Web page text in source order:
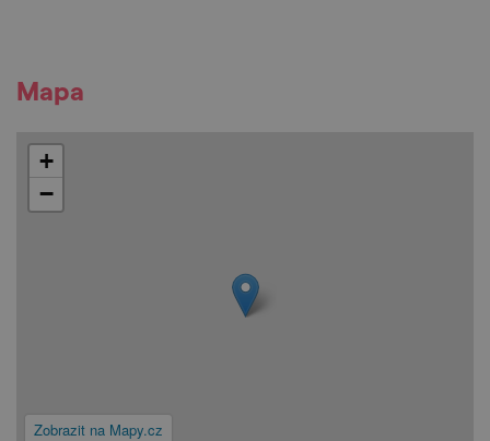
Mapa
Zobrazit na Mapy.cz
+
−